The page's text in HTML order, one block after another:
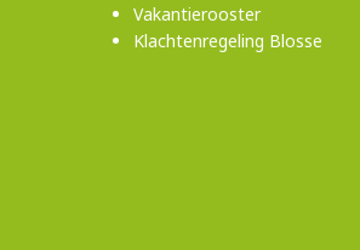
Vakantierooster
Klachtenregeling Blosse